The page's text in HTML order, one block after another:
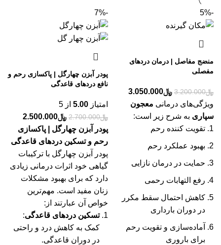
-5%
منضج مفاصل | درمان دردهای
مفصلی
﷼3.200.000 ﷼3.050.000
ویژگی‌های درمانی معجون
سپاری به شرح زیر است:
تقویت کننده رحم
بهبود عملکرد رحم
حمایت در درمان نازایی
رفع التهابات رحمی
کاهش احتمال سقط مکرر
در دوران بارداری
آماده‌سازی و تقویت رحم
برای باروری
-7%
پودر آبزن چهارگل | پاکسازی رحم و
نافع دردهای قاعدگی
امتیاز 5.00 از 5
﷼2.700.000 ﷼2.500.000
پودر آبزن چهارگل | پاکسازی
رحم و تسکین دردهای قاعدگی
پودر آبزن چهارگل با ترکیبات
گیاهی خود اثرات درمانی زیادی
دارد که برای بهبود مشکلات
زنان مفید است. مهم‌ترین
خواص آن عبارتند از:
تسکین دردهای قاعدگی:
کمک به کاهش درد و راحتی
در دوران قاعدگی.